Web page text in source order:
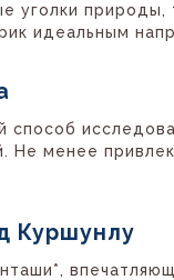
идеальным
менее
Куршунлу